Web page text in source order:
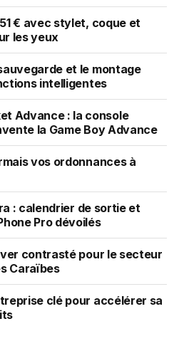
€ avec stylet, coque et
les yeux
et le montage
intelligentes
Advance : la console
la Game Boy Advance
vos ordonnances à
: calendrier de sortie et
Pro dévoilés
contrasté pour le secteur
Caraïbes
clé pour accélérer sa